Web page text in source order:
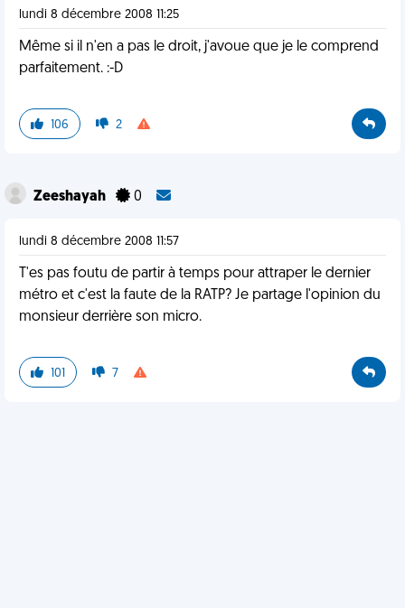
lundi 8 décembre 2008 11:25
Même si il n'en a pas le droit, j'avoue que je le comprend
parfaitement. :-D
106 2
Zeeshayah 0
lundi 8 décembre 2008 11:57
T'es pas foutu de partir à temps pour attraper le dernier
métro et c'est la faute de la RATP? Je partage l'opinion du
monsieur derrière son micro.
101 7